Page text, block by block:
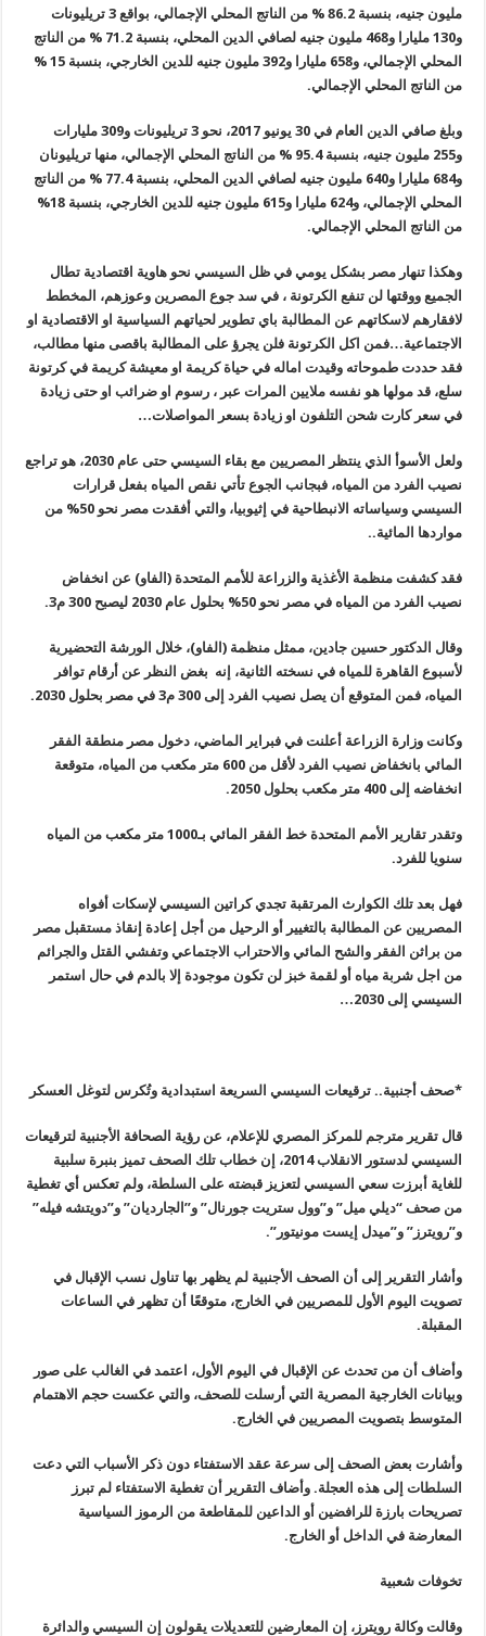
مليون جنيه، بنسبة 86.2 % من الناتج المحلي الإجمالي، بواقع 3 تريليونات
و130 مليارا و468 مليون جنيه لصافي الدين المحلي، بنسبة 71.2 % من الناتج
المحلي الإجمالي، و658 مليارا و392 مليون جنيه للدين الخارجي، بنسبة 15 %
من الناتج المحلي الإجمالي.
وبلغ صافي الدين العام في 30 يونيو 2017، نحو 3 تريليونات و309 مليارات
و255 مليون جنيه، بنسبة 95.4 % من الناتج المحلي الإجمالي، منها تريليونان
و684 مليارا و640 مليون جنيه لصافي الدين المحلي، بنسبة 77.4 % من الناتج
المحلي الإجمالي، و624 مليارا و615 مليون جنيه للدين الخارجي، بنسبة 18%
من الناتج المحلي الإجمالي.
وهكذا تنهار مصر بشكل يومي في ظل السيسي نحو هاوية اقتصادية تطال
الجميع ووقتها لن تنفع الكرتونة ، في سد جوع المصرين وعوزهم، المخطط
لافقارهم لاسكاتهم عن المطالبة باي تطوير لحياتهم السياسية او الاقتصادية او
الاجتماعية…فمن اكل الكرتونة فلن يجرؤ على المطالبة باقصى منها مطالب،
فقد حددت طموحاته وقيدت اماله في حياة كريمة او معيشة كريمة في كرتونة
سلع، قد مولها هو نفسه ملايين المرات عبر ، رسوم او ضرائب او حتى زيادة
في سعر كارت شحن التلفون او زيادة بسعر المواصلات…
ولعل الأسوأ الذي ينتظر المصريين مع بقاء السيسي حتى عام 2030، هو تراجع
نصيب الفرد من المياه، فبجانب الجوع تأتي نقص المياه بفعل قرارات
السيسي وسياساته الانبطاحية في إثيوبيا، والتي أفقدت مصر نحو 50% من
مواردها المائية..
فقد كشفت منظمة الأغذية والزراعة للأمم المتحدة (الفاو) عن انخفاض
نصيب الفرد من المياه في مصر نحو 50% بحلول عام 2030 ليصبح 300 م3.
وقال الدكتور حسين جادين، ممثل منظمة (الفاو)، خلال الورشة التحضيرية
لأسبوع القاهرة للمياه في نسخته الثانية، إنه بغض النظر عن أرقام توافر
المياه، فمن المتوقع أن يصل نصيب الفرد إلى 300 م3 في مصر بحلول 2030.
وكانت وزارة الزراعة أعلنت في فبراير الماضي، دخول مصر منطقة الفقر
المائي بانخفاض نصيب الفرد لأقل من 600 متر مكعب من المياه، متوقعة
انخفاضه إلى 400 متر مكعب بحلول 2050.
وتقدر تقارير الأمم المتحدة خط الفقر المائي بـ1000 متر مكعب من المياه
سنويا للفرد.
فهل بعد تلك الكوارث المرتقبة تجدي كراتين السيسي لإسكات أفواه
المصريين عن المطالبة بالتغيير أو الرحيل من أجل إعادة إنقاذ مستقبل مصر
من براثن الفقر والشح المائي والاحتراب الاجتماعي وتفشي القتل والجرائم
من اجل شربة مياه أو لقمة خبز لن تكون موجودة إلا بالدم في حال استمر
السيسي إلى 2030…
*صحف أجنبية.. ترقيعات السيسي السريعة استبدادية وتُكرس لتوغل العسكر
قال تقرير مترجم للمركز المصري للإعلام، عن رؤية الصحافة الأجنبية لترقيعات
السيسي لدستور الانقلاب 2014، إن خطاب تلك الصحف تميز بنبرة سلبية
للغاية أبرزت سعي السيسي لتعزيز قبضته على السلطة، ولم تعكس أي تغطية
من صحف “ديلي ميل” و”وول ستريت جورنال” و”الجارديان” و”دويتشه فيله”
و”رويترز” و”ميدل إيست مونيتور”.
وأشار التقرير إلى أن الصحف الأجنبية لم يظهر بها تناول نسب الإقبال في
تصويت اليوم الأول للمصريين في الخارج، متوقعًا أن تظهر في الساعات
المقبلة.
وأضاف أن من تحدث عن الإقبال في اليوم الأول، اعتمد في الغالب على صور
وبيانات الخارجية المصرية التي أرسلت للصحف، والتي عكست حجم الاهتمام
المتوسط بتصويت المصريين في الخارج.
وأشارت بعض الصحف إلى سرعة عقد الاستفتاء دون ذكر الأسباب التي دعت
السلطات إلى هذه العجلة. وأضاف التقرير أن تغطية الاستفتاء لم تبرز
تصريحات بارزة للرافضين أو الداعين للمقاطعة من الرموز السياسية
المعارضة في الداخل أو الخارج.
تخوفات شعبية
وقالت وكالة رويترز، إن المعارضين للتعديلات يقولون إن السيسي والدائرة